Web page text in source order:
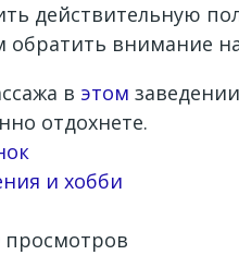
действительную
обратить внимание
в этом
отдохнете.
и хобби
просмотров